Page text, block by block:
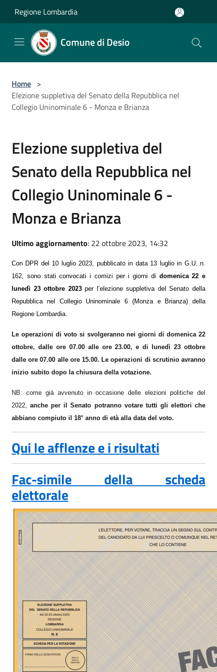
Regione Lombardia
Comune di Desio
Home >
Elezione suppletiva del Senato della Repubblica nel
Collegio Uninominale 6 - Monza e Brianza
Elezione suppletiva del
Senato della Repubblica nel
Collegio Uninominale 6 -
Monza e Brianza
Ultimo aggiornamento: 22 ottobre 2023, 14:32
Con DPR del 10 luglio 2023, pubblicato in data 13 luglio in G.U. n.
162
sono staticonvocati i comizi peri giorni di domenica22 e
lunedì 23 ottobre 2023per l’elezione suppletiva del Senato della
Repubblica nel Collegio Uninominale 6 (Monza e Brianza) della
Regione Lombardia.
Le operazioni di voto si svolgeranno nei giorni di domenica 22
ottobre, dalle ore 07.00 alle ore 23.00, e di lunedì 23 ottobre
dalle ore 07.00 alle ore 15.00.Le operazioni di scrutinio avranno
inizio subito dopo la chiusura della votazione.
NB: come già avvenuto in occasione delle elezioni politiche del
2022,anche per il Senato potranno votare tutti gli elettori che
abbiano compiuto il 18° anno di età alla data del voto.
Qui le afflenze e i risultati
Fac-simile della scheda
elettorale